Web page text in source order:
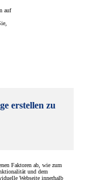
auf
erstellen zu
Faktoren ab, wie zum
und dem
Webseite innerhalb